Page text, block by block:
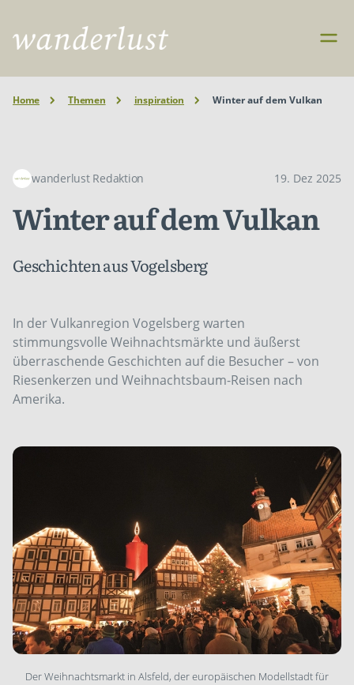
Home Themen inspiration Winter auf dem Vulkan
wanderlust Redaktion 19. Dez 2025
Winter auf dem Vulkan
Geschichten aus Vogelsberg
In der Vulkanregion Vogelsberg warten
stimmungsvolle Weihnachtsmärkte und äußerst
überraschende Geschichten auf die Besucher – von
Riesen­kerzen und Weihnachtsbaum-Reisen nach
Amerika.
Der Weihnachtsmarkt in Alsfeld, der europäischen ­Modellstadt für